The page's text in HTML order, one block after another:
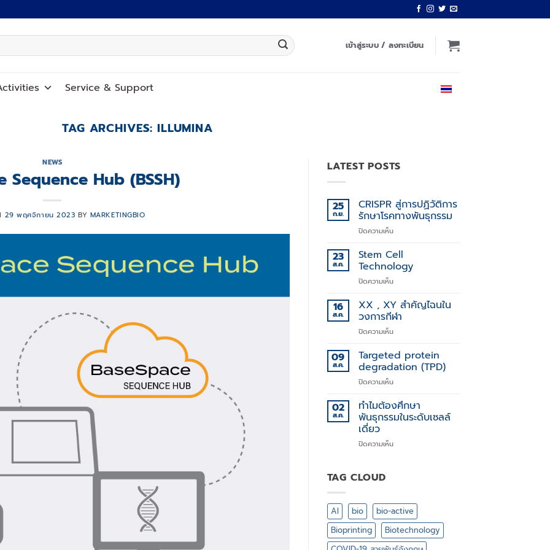
เข้าสู่ระบบ / ลงทะเบียน
Service & Support
TAG ARCHIVES: ILLUMINA
NEWS
Sequence Hub (BSSH)
29 พฤศจิกายน 2023 BY MARKETINGBIO
LATEST POSTS
25
ก.ย.
CRISPR สู่การปฏิวัติการ
รักษาโรคทางพันธุกรรม
ปิดความเห็นบน
สู่
การ
ปฏิวัติ
การ
โรค
ทาง
23
ส.ค.
Stem Cell
Technology
ปิดความเห็นบน
Cell
Technology
16
ส.ค.
XX , XY สำคัญไฉนใน
วงการกีฬา
ปิดความเห็นบน
,
XY
สำคัญ
ไฉน
วงการ
กีฬา
09
ส.ค.
Targeted protein
degradation (TPD)
ปิดความเห็นบน
protein
degradation
(TPD)
02
ส.ค.
ทำไมต้องศึกษา
พันธุกรรมในระดับเซลล์
เดี่ยว
ปิดความเห็นบน
ระดับ
เซลล์
เดี่ยว
TAG CLOUD
AI bio
bio-active
Bioprinting
Biotechnology